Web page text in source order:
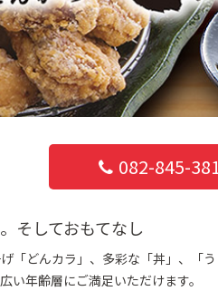
082-845-
そしておもてなし
「どんカラ」、多彩な「丼」、「
い年齢層にご満足いただけます。